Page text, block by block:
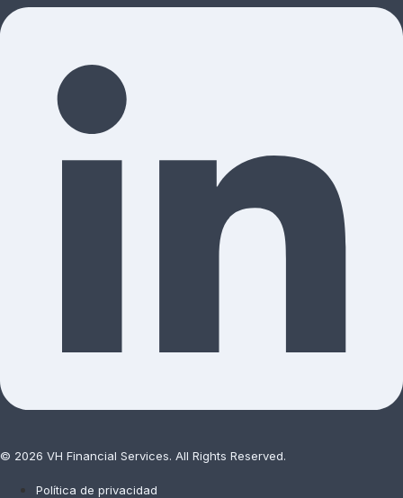
© 2026 VH Financial Services. All Rights Reserved.
Política de privacidad